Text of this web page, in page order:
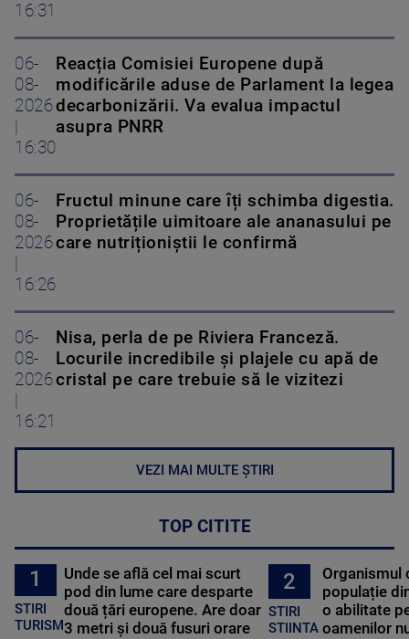
16:31
06-
08-
2026
16:30
Reacția Comisiei Europene după
modificările aduse de Parlament la legea
decarbonizării. Va evalua impactul
asupra PNRR
06-
08-
2026
16:26
Fructul minune care îți schimba digestia.
Proprietățile uimitoare ale ananasului pe
care nutriționiștii le confirmă
06-
08-
2026
16:21
Nisa, perla de pe Riviera Franceză.
Locurile incredibile și plajele cu apă de
cristal pe care trebuie să le vizitezi
VEZI MAI MULTE ȘTIRI
TOP CITITE
1
STIRI
TURISM
Unde se află cel mai scurt
pod din lume care desparte
două țări europene. Are doar
3 metri și două fusuri orare
2
STIRI
STIINTA
Organismul
populație
o abilitate
oamenilor